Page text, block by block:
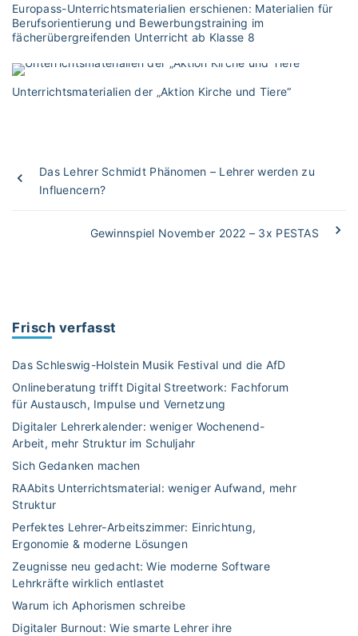
Europass-Unterrichtsmaterialien erschienen: Materialien für
Berufsorientierung und Bewerbungstraining im
fächerübergreifenden Unterricht ab Klasse 8
Unterrichtsmaterialien der „Aktion Kirche und Tiere“
Das Lehrer Schmidt Phänomen – Lehrer werden zu
Influencern?
Gewinnspiel November 2022 – 3x PESTAS
Frisch verfasst
Das Schleswig-Holstein Musik Festival und die AfD
Onlineberatung trifft Digital Streetwork: Fachforum
für Austausch, Impulse und Vernetzung
Digitaler Lehrerkalender: weniger Wochenend-
Arbeit, mehr Struktur im Schuljahr
Sich Gedanken machen
RAAbits Unterrichtsmaterial: weniger Aufwand, mehr
Struktur
Perfektes Lehrer-Arbeitszimmer: Einrichtung,
Ergonomie & moderne Lösungen
Zeugnisse neu gedacht: Wie moderne Software
Lehrkräfte wirklich entlastet
Warum ich Aphorismen schreibe
Digitaler Burnout: Wie smarte Lehrer ihre